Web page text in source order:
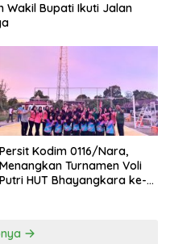
Wakil Bupati Ikuti Jalan
Persit Kodim 0116/Nara,
Menangkan Turnamen Voli
Putri HUT Bhayangkara ke-